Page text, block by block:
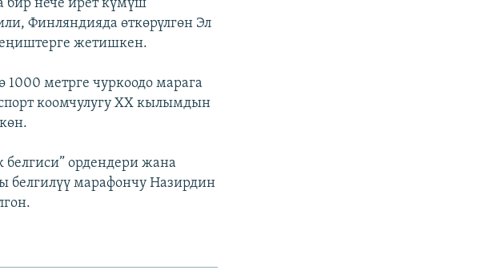
бир нече ирет күмүш
Финляндияда өткөрүлгөн Эл
жетишкен.
метрге чуркоодо марага
коомчулугу ХХ кылымдын
белгиси” ордендери жана
белгилүү марафончу Назирдин